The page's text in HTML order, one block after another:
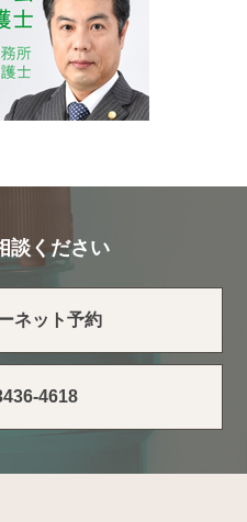
談ください
ネット予約
4618